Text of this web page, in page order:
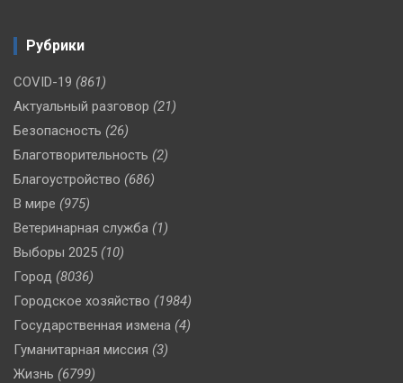
Рубрики
COVID-19 (861)
Актуальный разговор (21)
Безопасность (26)
Благотворительность (2)
Благоустройство (686)
В мире (975)
Ветеринарная служба (1)
Выборы 2025 (10)
Город (8036)
Городское хозяйство (1984)
Государственная измена (4)
Гуманитарная миссия (3)
Жизнь (6799)